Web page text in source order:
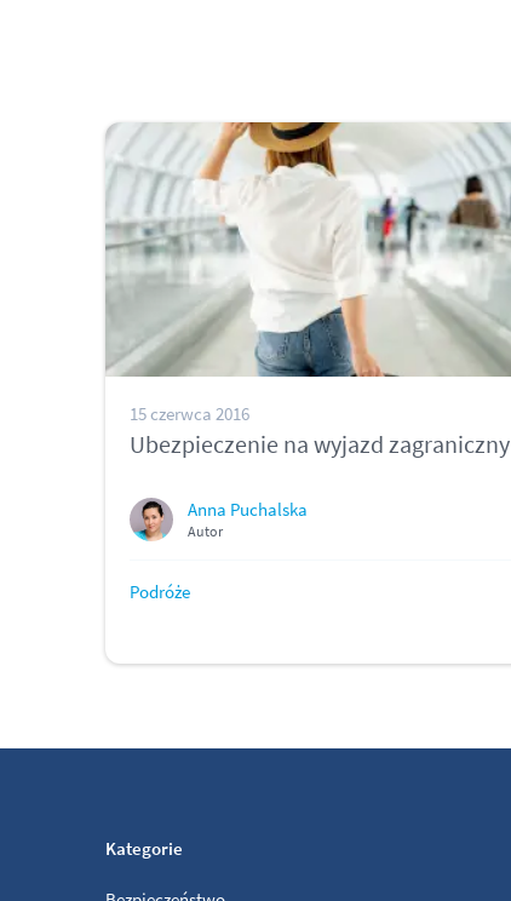
15 czerwca 2016
Ubezpieczenie na wyjazd zagraniczny
Anna Puchalska
Autor
Podróże
Kategorie